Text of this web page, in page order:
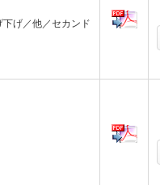
げ／他／セカンド